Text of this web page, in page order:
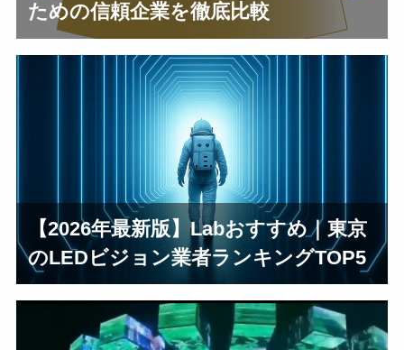
ための信頼企業を徹底比較
【2026年最新版】Labおすすめ｜東京
のLEDビジョン業者ランキングTOP5